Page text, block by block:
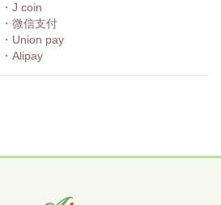
・J coin
・微信支付
・Union pay
・Alipay